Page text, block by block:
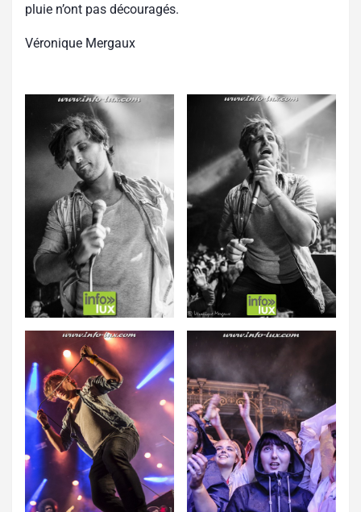
pluie n’ont pas découragés.
Véronique Mergaux